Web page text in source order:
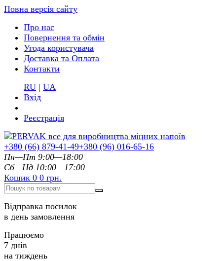
Повна версія сайту
Про нас
Повернення та обмін
Угода користувача
Доставка та Оплата
Контакти
RU | UA
Вхід
Реєстрація
+380 (66) 879-41-49+380 (96) 016-65-16
Пн—Пт 9:00—18:00
Сб—Нд 10:00—17:00
Кошик 0 0 грн.
Відправка посилок
в день замовлення
Працюємо
7 днів
на тиждень